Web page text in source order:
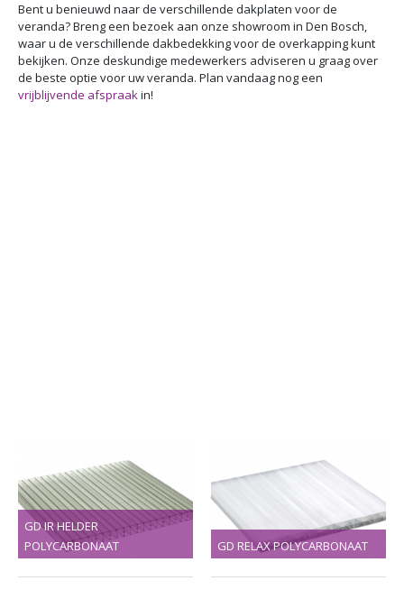
Bent u benieuwd naar de verschillende dakplaten voor de
veranda? Breng een bezoek aan onze showroom in Den Bosch,
waar u de verschillende dakbedekking voor de overkapping kunt
bekijken. Onze deskundige medewerkers adviseren u graag over
de beste optie voor uw veranda. Plan vandaag nog een
vrijblijvende afspraakin!
GD IR HELDER
POLYCARBONAAT
GD RELAX POLYCARBONAAT